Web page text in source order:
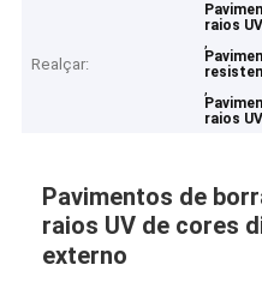
Realçar:
raios
,
,
raios UV
Pavimentos de
raios UV de cores
externo